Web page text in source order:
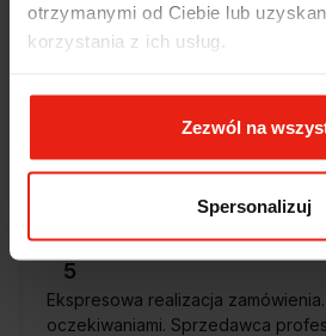
otrzymanymi od Ciebie lub
korzystania z ich usług.
Zezwól na
Spersonalizuj
Alicja
5
sprawnie, bez problemów. Bardzo
klienta.
w tym tygodniu
Magdalena
5
Ekspresowa realizacja
oczekiwaniami. Sprzedawca